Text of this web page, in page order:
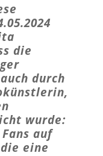
die
durch
wurde:
auf
eine